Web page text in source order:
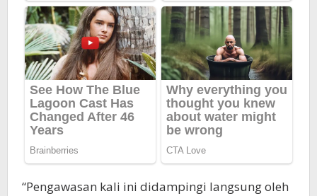
“Pengawasan kali ini didampingi langsung oleh